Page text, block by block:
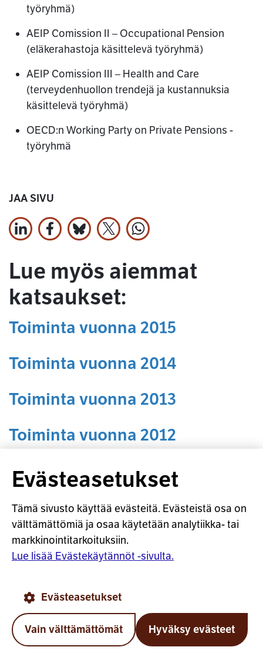
työryhmä)
AEIP Comission II – Occupational Pension
(eläkerahastoja käsittelevä työryhmä)
AEIP Comission III – Health and Care
(terveydenhuollon trendejä ja kustannuksia
käsittelevä työryhmä)
OECD:n Working Party on Private Pensions -
työryhmä
JAA SIVU
Jaa LinkedInissä
Jaa Facebookissa
Jaa Bluesky:ssa
Jaa X:ssäJaa WhatsApissa
Lue myös aiemmat
katsaukset:
Toiminta vuonna 2015
Toiminta vuonna 2014
Toiminta vuonna 2013
Toiminta vuonna 2012
Toiminta vuonna 2011
TELA
työeläketurvaa hoitavien työeläkevakuuttajien
vahvistaminen ja alan toimintaympäristöön
vaikuttaminen.
YHTEYSTIEDOT
Evästeasetukset
Tämä sivusto käyttää evästeitä. Evästeistä osa on
välttämättömiä ja osaa käytetään analytiikka- tai
markkinointitarkoituksiin.
Lue lisää Evästekäytännöt -sivulta.
Evästeasetukset
Vain välttämättömät Hyväksy evästeet